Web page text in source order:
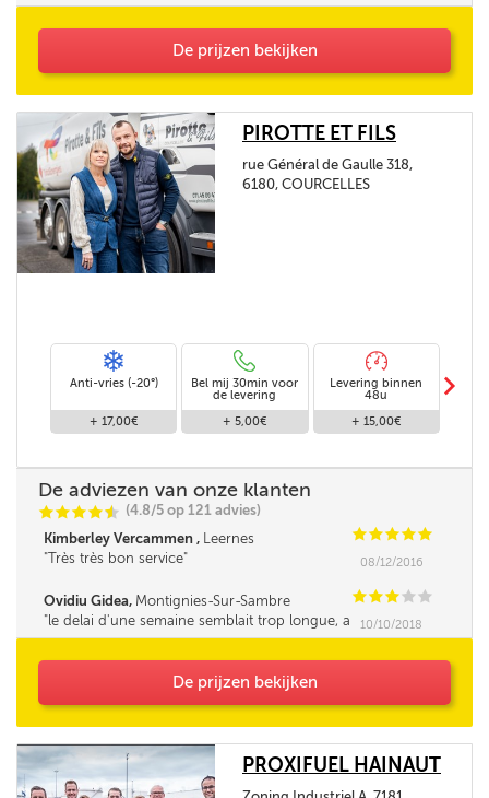
Seul le délai m'a obligé à commander là. Je m'y
la qualité du service mais chacun agit de la
De prijzen bekijken
PIROTTE ET FILS
rue Général de Gaulle 318,
6180, COURCELLES
Anti-vries (-20°)
+ 17,00€
Bel mij 30min voor
de levering
+ 5,00€
Levering binnen
48u
+ 15,00€
m
De adviezen van onze klanten
CCCCi
@ (4.8/5 op 121 advies)
Kimberley Vercammen , Leernes CCCCC
Très très bon service
08/12/2016
Ovidiu Gidea, Montignies-Sur-Sambre CCC C C
le delai d'une semaine semblait trop longue, a
cause de ça on a payé quelques euros en plus,
jour de la commande
10/10/2018
De prijzen bekijken
PROXIFUEL HAINAUT